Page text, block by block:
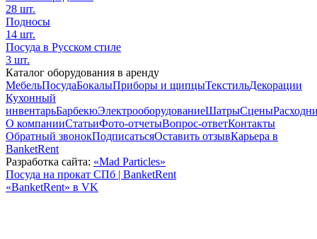
28 шт.
Подносы
14 шт.
Посуда в Русском стиле
3 шт.
Каталог оборудования в аренду
МебельПосудаБокалыПриборы и щипцыТекстильДекорации
Кухонный
инвентарьБарбекюЭлектрооборудованиеШатрыСцены
О компанииСтатьиФото-отчетыВопрос-ответКонтакты
Обратный звонокПодписатьсяОставить отзывКарьера в
BanketRent
Разработка сайта: «Mad Particles»
Посуда на прокат СПб | BanketRent
«BanketRent» в VK